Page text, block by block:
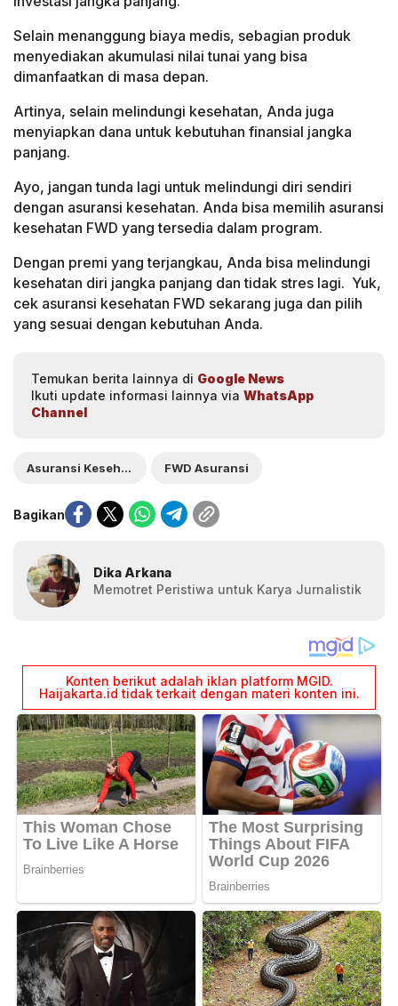
Selain menanggung biaya medis, sebagian produk
menyediakan akumulasi nilai tunai yang bisa
dimanfaatkan di masa depan.
Artinya, selain melindungi kesehatan, Anda juga
menyiapkan dana untuk kebutuhan finansial jangka
panjang.
Ayo, jangan tunda lagi untuk melindungi diri sendiri
dengan asuransi kesehatan. Anda bisa memilih asuransi
kesehatan FWD yang tersedia dalam program.
Dengan premi yang terjangkau, Anda bisa melindungi
kesehatan diri jangka panjang dan tidak stres lagi. Yuk,
cek asuransi kesehatan FWD sekarang juga dan pilih
yang sesuai dengan kebutuhan Anda.
Temukan berita lainnya di Google News
Ikuti update informasi lainnya via WhatsApp
Channel
Asuransi Kesehatan FWD Asuransi
Bagikan
Dika Arkana
Memotret Peristiwa untuk Karya Jurnalistik